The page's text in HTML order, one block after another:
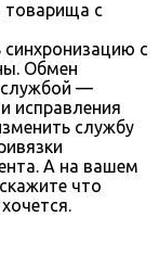
товарища с
с
Обмен
—
исправления
службу
А на вашем
что